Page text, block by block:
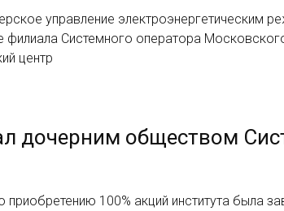
управление электроэнергетическим
филиала Системного оператора
центр
дочерним обществом
приобретению 100% акций института была